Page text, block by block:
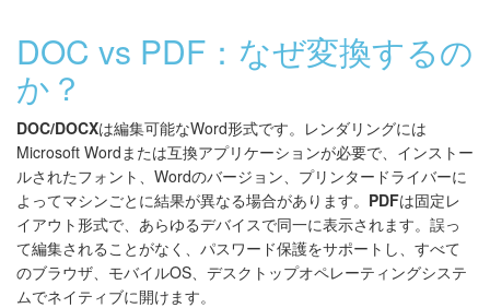
DOC vs PDF：なぜ変換するの
か？
DOC/DOCXは編集可能なWord形式です。レンダリングには
Microsoft Wordまたは互換アプリケーションが必要で、インストー
ルされたフォント、Wordのバージョン、プリンタードライバーに
よってマシンごとに結果が異なる場合があります。 PDFは固定レ
イアウト形式で、あらゆるデバイスで同一に表示されます。誤っ
て編集されることがなく、パスワード保護をサポートし、すべて
のブラウザ、モバイルOS、デスクトップオペレーティングシステ
ムでネイティブに開けます。